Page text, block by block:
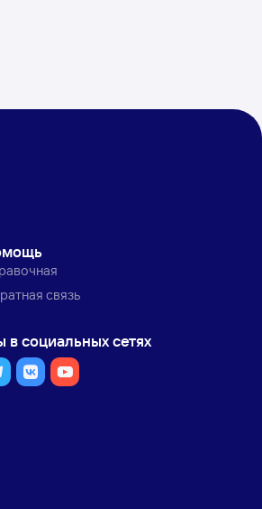
связь
в социальных сетях